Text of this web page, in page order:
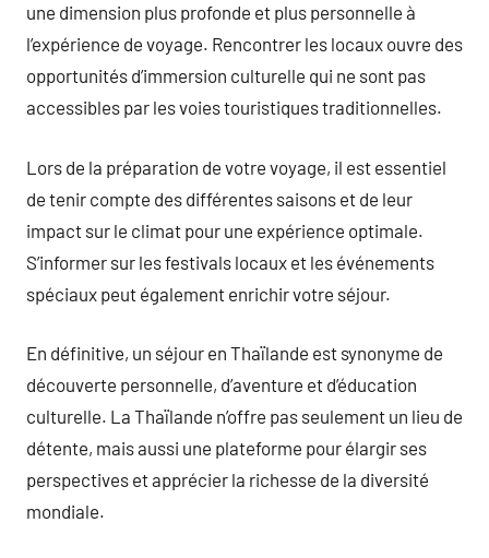
une dimension plus profonde et plus personnelle à
l’expérience de voyage. Rencontrer les locaux ouvre des
opportunités d’immersion culturelle qui ne sont pas
accessibles par les voies touristiques traditionnelles.
Lors de la préparation de votre voyage, il est essentiel
de tenir compte des différentes saisons et de leur
impact sur le climat pour une expérience optimale.
S’informer sur les festivals locaux et les événements
spéciaux peut également enrichir votre séjour.
En définitive, un séjour en Thaïlande est synonyme de
découverte personnelle, d’aventure et d’éducation
culturelle. La Thaïlande n’offre pas seulement un lieu de
détente, mais aussi une plateforme pour élargir ses
perspectives et apprécier la richesse de la diversité
mondiale.